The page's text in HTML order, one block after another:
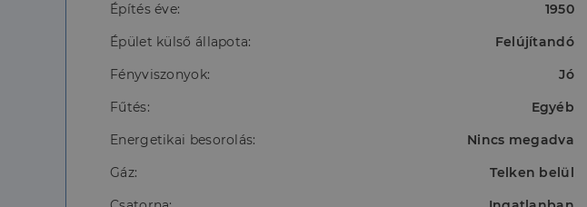
Építés éve: 1950
Épület külső állapota:
Felújítandó
Fényviszonyok:
Jó
Fűtés:
Egyéb
Energetikai besorolás:
Nincs megadva
Gáz:
Telken belül